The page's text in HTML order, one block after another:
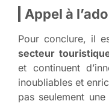
Appel à
Pour conclure, il
secteur
et continuent
inoubliables et
pas seulement